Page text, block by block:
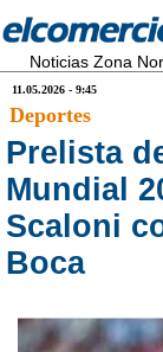
Noticias Zona
11.05.2026 - 9:45
Deportes
Prelista
Mundial
Scaloni
Boca